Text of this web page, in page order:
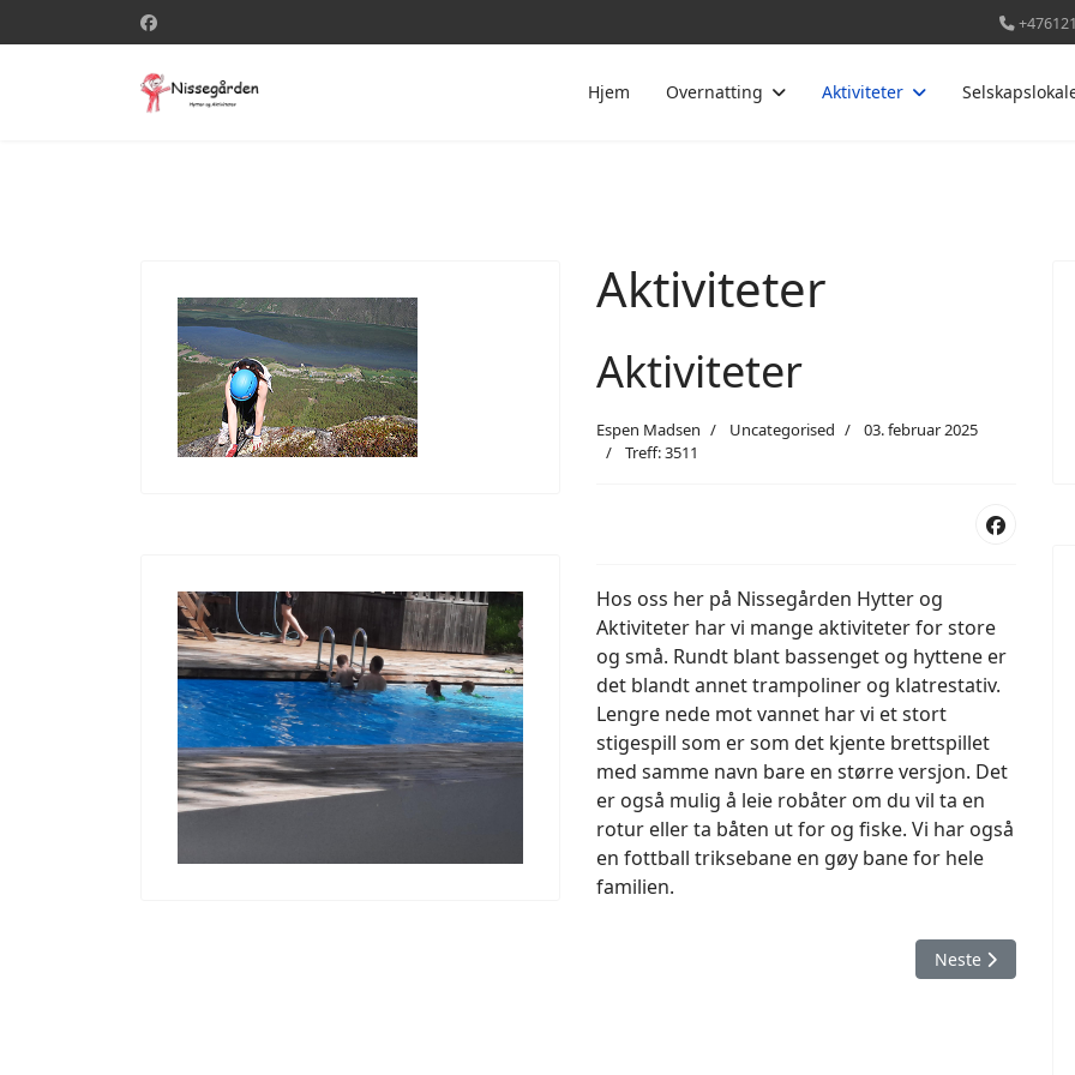
Hjem Overnatting Aktiviteter
Aktiviteter
Aktiviteter
Espen Madsen Uncategorised
03. februar 2025
Treff: 3511
Hos oss her på Nissegården Hytter og
Aktiviteter har vi mange aktiviteter for store
og små. Rundt blant bassenget og hyttene er
det blandt annet trampoliner og klatrestativ.
Lengre nede mot vannet har vi et stort
stigespill som er som det kjente brettspillet
med samme navn bare en større versjon. Det
er også mulig å leie robåter om du vil ta en
rotur eller ta båten ut for og fiske. Vi har også
en fottball triksebane en gøy bane for hele
familien.
Neste artikkel:
Neste